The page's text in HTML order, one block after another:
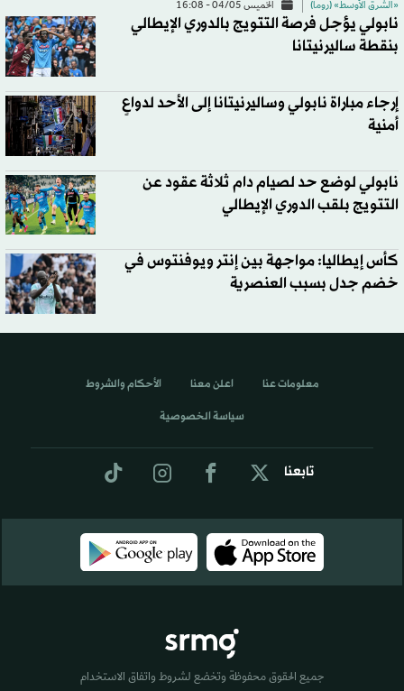
«الشرق الأوسط» (روما) الخميس 04/05 - 16:08
نابولي يؤجل فرصة التتويج بالدوري الإيطالي
بنقطة ساليرنيتانا
إرجاء مباراة نابولي وساليرنيتانا إلى الأحد لدواعٍ
أمنية
نابولي لوضع حد لصيام دام ثلاثة عقود عن
التتويج بلقب الدوري الإيطالي
كأس إيطاليا: مواجهة بين إنتر ويوفنتوس في
خضم جدل بسبب العنصرية
تابعنا
معلومات عنا اعلن معنا الأحكام والشروط
سياسة الخصوصية
جميع الحقوق محفوظة وتخضع لشروط واتفاق الاستخدام